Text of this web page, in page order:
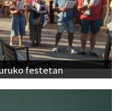
festetan